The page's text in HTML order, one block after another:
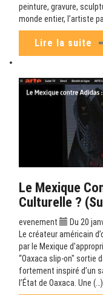
peinture, gravure,
monde entier, l’artiste
Lire la suite
Le Mexique
Culturelle ?
evenement
Du 20
Le créateur américain
par le Mexique
“Oaxaca slip-on" sortie
fortement inspiré d’un
l’État de Oaxaca. Une (…)